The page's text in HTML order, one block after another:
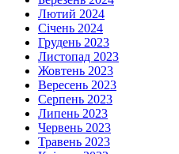
Лютий 2024
Січень 2024
Грудень 2023
Листопад 2023
Жовтень 2023
Вересень 2023
Серпень 2023
Липень 2023
Червень 2023
Травень 2023